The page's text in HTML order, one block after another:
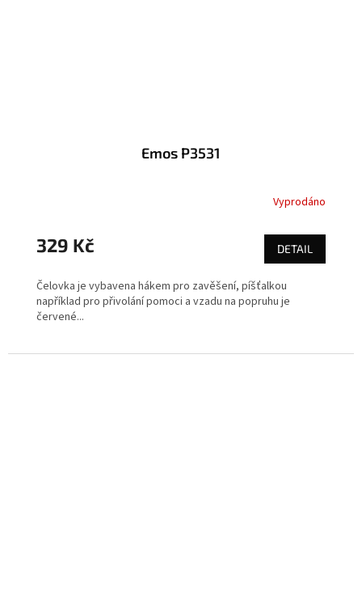
Emos P3531
Vyprodáno
329 Kč DETAIL
Čelovka je vybavena hákem pro zavěšení, píšťalkou
například pro přivolání pomoci a vzadu na popruhu je
červené...